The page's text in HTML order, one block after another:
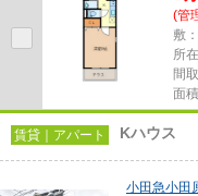
(管
敷
所
間
面
賃貸｜アパート Kハウス
小田急小田